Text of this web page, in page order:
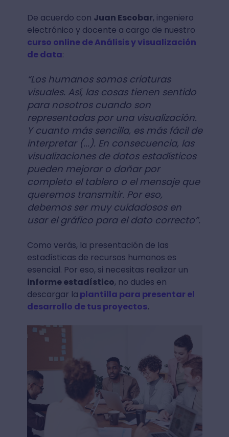
De acuerdo con Juan Escobar, ingeniero
electrónico y docente a cargo de nuestro
curso online de Análisis y visualización
de data:
“Los humanos somos criaturas
visuales. Así, las cosas tienen sentido
para nosotros cuando son
representadas por una visualización.
Y cuanto más sencilla, es más fácil de
interpretar (...). En consecuencia, las
visualizaciones de datos estadísticos
pueden mejorar o dañar por
completo el tablero o el mensaje que
queremos transmitir. Por eso,
debemos ser muy cuidadosos en
usar el gráfico para el dato correcto”.
Como verás, la presentación de las
estadísticas de recursos humanos es
esencial. Por eso, si necesitas realizar un
informe estadístico, no dudes en
descargar la plantilla para presentar el
desarrollo de tus proyectos.